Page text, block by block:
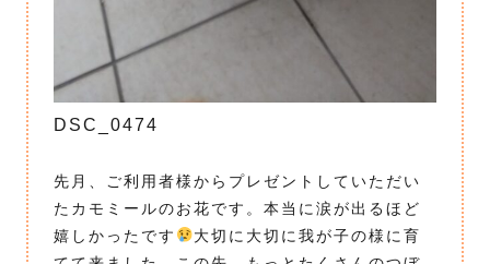
DSC_0474
先月、ご利用者様からプレゼントしていただい
たカモミールのお花です。本当に涙が出るほど
嬉しかったです
大切に大切に我が子の様に育